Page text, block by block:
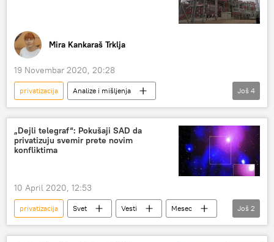
Mira Kankaraš Trklja
19 Novembar 2020, 20:28
privatizacija
Analize i mišljenja
Komentari i Analitika
NIS
Petrohemija
Gasprom
Još 4
„Dejli telegraf“: Pokušaji SAD da
privatizuju svemir prete novim
konfliktima
10 April 2020, 12:53
privatizacija Svet Vesti
Mesec
Donald Tramp
Svemir
Još 2